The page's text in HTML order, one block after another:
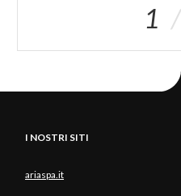
1
I NOSTRI SITI
ariaspa.it